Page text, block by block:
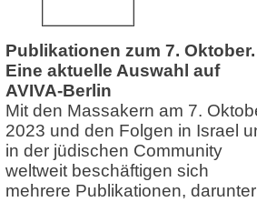
Publikationen zum 7. Oktober.
Eine aktuelle Auswahl auf
AVIVA-Berlin
Mit den Massakern am 7.
2023 und den Folgen in Israel
in der jüdischen Community
weltweit beschäftigen sich
mehrere Publikationen, darunter